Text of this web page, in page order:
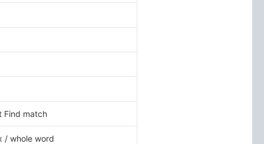
Find match
/ whole word